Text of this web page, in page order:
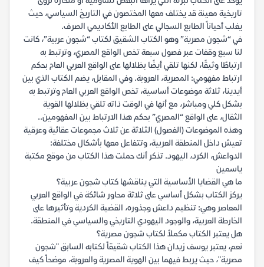
تاريخية معينة قد يختلف معها المختصون في التاريخ السياسي، حيث
يغلب أحياناً الطابع السجالي على الطابع الأكاديمي الصرف.
في “شجون مصرية” وهو الكتاب الشقيق لكتاب “شجون عربية”، كانت
لنا سبع وقفات عبر فصول سبعة تخص الواقع المصري، وترتبط به
ارتباطًا وثيقًا، لكنها تلقي أيضًا بظلالها على الواقع العربي العام بحكم
ارتباط مفهومي: المصرية، العروبة. وفي المقابل، يضم الكتاب الذي بين
أيدينا، ثلاثة موضوعات أساسية، تخص الواقع العربي العام وترتبط به
بشكل كلي ومباشر، مع أنها في الوقت ذاته تلقي بظلالها القوية
الثقال، على الواقع “المصري” بحكم هذا الارتباط بين المفهومين..
وهذه الموضوعات (الفصول) الثلاثة عن ثلاث مجموعات عقائية وعرقية
تعيش داخل المنطقة العربية، وتتفاعل معها بأشكال مختلفة:
الدواعش، الكرد، اليهود. تذكر أنك حملت هذا الكتاب من موقع مكتبة
ياسمين
ما هي القضايا الأساسية التي يناقشها كتاب شجون عربية؟
يركز الكتاب بشكل أساسي على ثلاثة محاور شائكة في الواقع العربي
المعاصر وهي: تنظيم داعش وجذوره، القضية الكردية وتأثيرها على
الخارطة العربية، والوجود اليهودي التاريخي والسياسي في المنطقة.
هل يعتبر الكتاب مكملاً لكتاب شجون مصرية؟
نعم، يعتبر يوسف زيدان هذا الكتاب شقيقاً لكتابه السابق "شجون
مصرية"، حيث يربط فيهما بين الهوية المصرية والعروبة، موضحاً كيف